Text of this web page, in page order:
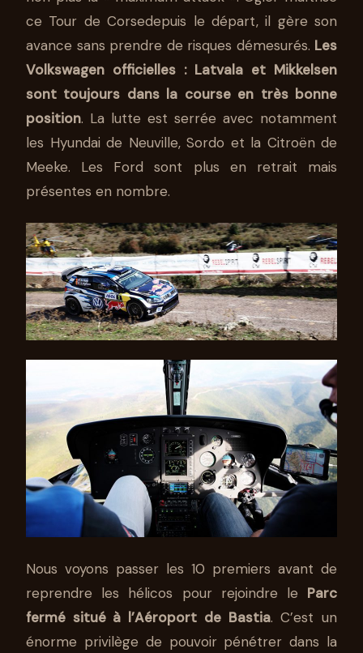
ce Tour de Corsedepuis le départ, il gère son
avance sans prendre de risques démesurés. Les
Volkswagen officielles : Latvala et Mikkelsen
sont toujours dans la course en très bonne
position. La lutte est serrée avec notamment
les Hyundai de Neuville, Sordo et la Citroën de
Meeke. Les Ford sont plus en retrait mais
présentes en nombre.
Nous voyons passer les 10 premiers avant de
reprendre les hélicos pour rejoindre le Parc
fermé situé à l’Aéroport de Bastia. C’est un
énorme privilège de pouvoir pénétrer dans la